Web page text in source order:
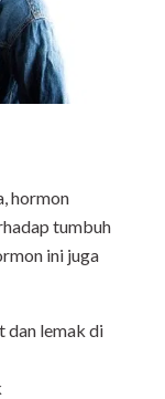
hormon
tumbuh
ini juga
dan lemak di